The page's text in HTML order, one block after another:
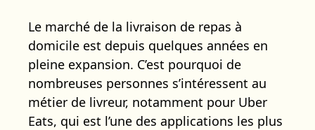
Le marché de la livraison de repas à
domicile est depuis quelques années en
pleine expansion. C’est pourquoi de
nombreuses personnes s’intéressent au
métier de livreur, notamment pour Uber
Eats, qui est l’une des applications les plus